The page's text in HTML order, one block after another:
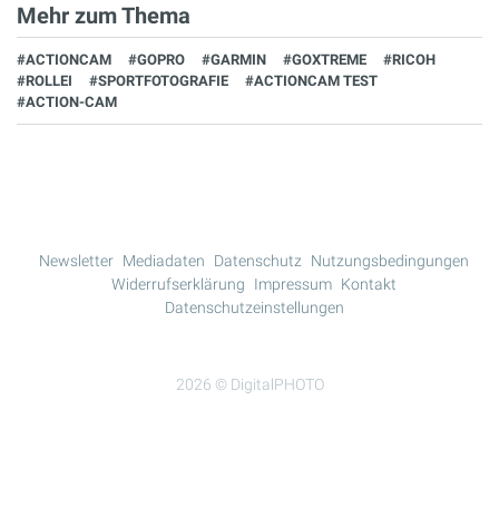
Mehr zum Thema
#ACTIONCAM #GOPRO #GARMIN #GOXTREME
#RICOH
#ROLLEI
#SPORTFOTOGRAFIE
#ACTIONCAM TEST
#ACTION-CAM
2026 © DigitalPHOTO
Newsletter Mediadaten Datenschutz
Nutzungsbedingungen
Widerrufserklärung
Impressum Kontakt
Datenschutzeinstellungen